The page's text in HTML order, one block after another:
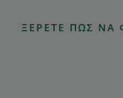
ΞΈΡΕΤΕ ΠΏΣ ΝΑ